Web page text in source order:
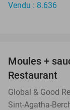
Vendu : 8.636
Moules +
Restaurant
Global & Good
Sint-Agatha-